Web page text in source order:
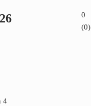
0
(0)
4